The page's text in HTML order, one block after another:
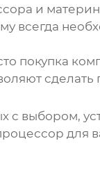
и
всегда
покупка
с выбором,
для